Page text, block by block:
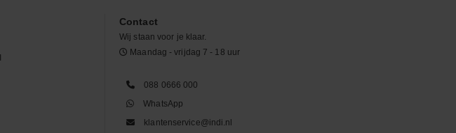
Contact
Wij staan voor je klaar.
Maandag - vrijdag 7 - 18 uur
088 0666 000
WhatsApp
klantenservice@indi.nl